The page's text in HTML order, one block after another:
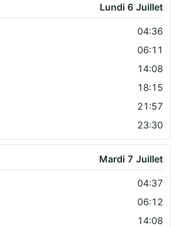
Lundi 6 Juillet
04:36
06:11
14:08
18:15
21:57
23:30
Mardi 7 Juillet
04:37
06:12
14:08